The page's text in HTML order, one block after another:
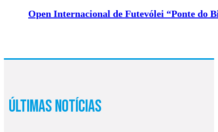
Open Internacional de Futevólei “Ponte do
Últimas Notícias